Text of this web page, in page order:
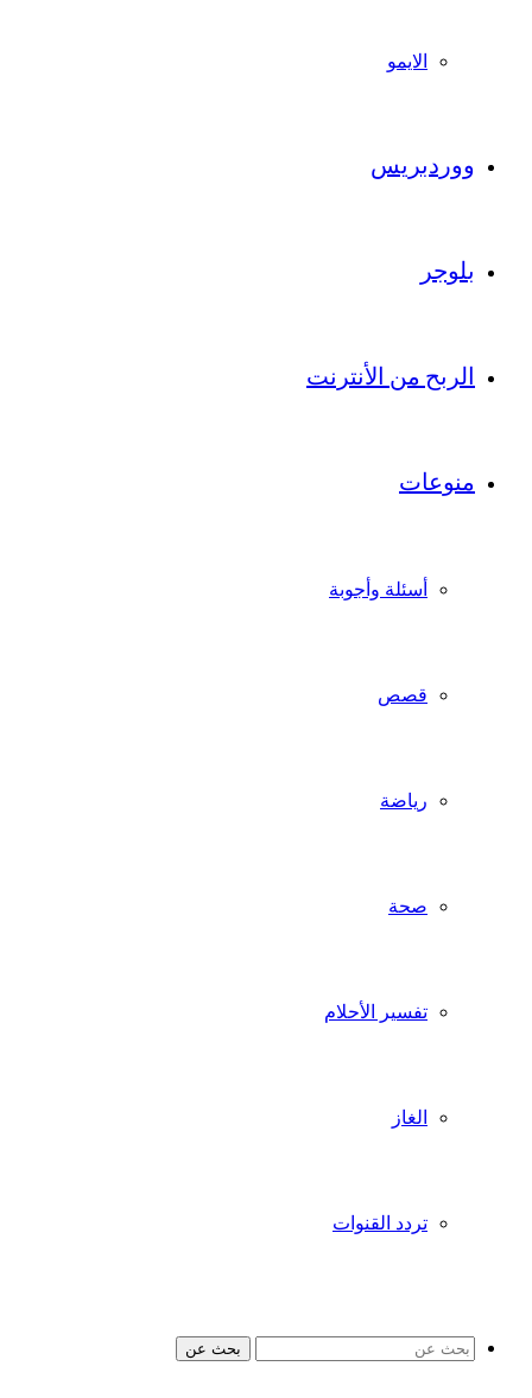
الايمو
ووردبريس
بلوجر
الربح من الأنترنت
منوعات
أسئلة وأجوبة
قصص
رياضة
صحة
تفسير الأحلام
الغاز
تردد القنوات
بحث عن